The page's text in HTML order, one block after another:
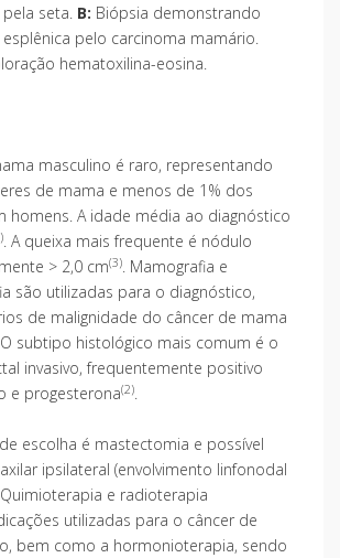
seta. B: Biópsia demonstrando
pelo carcinoma mamário.
hematoxilina-eosina.
masculino é raro, representando
de mama e menos de 1% dos
homens. A idade média ao diagnóstico
. A queixa mais frequente é nódulo
> 2,0 cm(3). Mamografia e
são utilizadas para o diagnóstico,
de malignidade do câncer de mama
subtipo histológico mais comum é o
invasivo, frequentemente positivo
e progesterona(2).
escolha é mastectomia e possível
ipsilateral (envolvimento linfonodal
e radioterapia
utilizadas para o câncer de
bem como a hormonioterapia, sendo